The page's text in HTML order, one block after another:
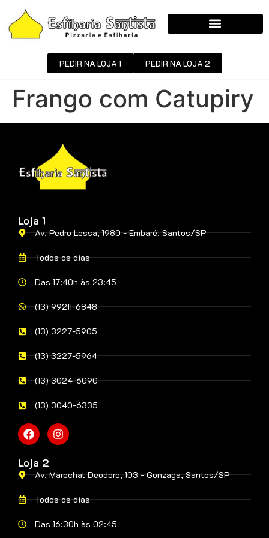
PEDIR NA LOJA 1 PEDIR NA LOJA 2
Frango com Catupiry
Loja 1
Av. Pedro Lessa, 1980 - Embaré, Santos/SP
Todos os dias
Das 17:40h às 23:45
(13) 99211-6848
(13) 3227-5905
(13) 3227-5964
(13) 3024-6090
(13) 3040-6335
Loja 2
Av. Marechal Deodoro, 103 - Gonzaga, Santos/SP
Todos os dias
Das 16:30h às 02:45